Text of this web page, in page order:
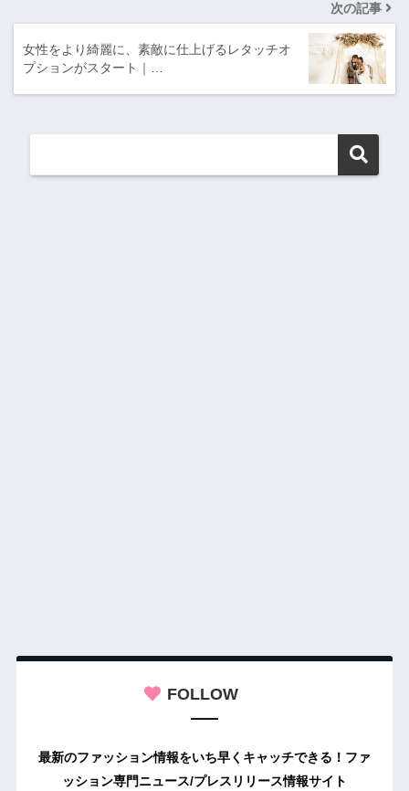
次の記事
女性をより綺麗に、素敵に仕上げるレタッチオ
プションがスタート｜…
FOLLOW
最新のファッション情報をいち早くキャッチできる！ファ
ッション専門ニュース/プレスリリース情報サイト